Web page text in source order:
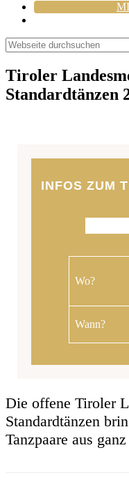
Webseite
durchsuchen
Search
Tiroler
Standardtänzen
INFOS ZUM
Wo?
Wann?
Die offene Tiroler
Standardtänzen
Tanzpaare aus